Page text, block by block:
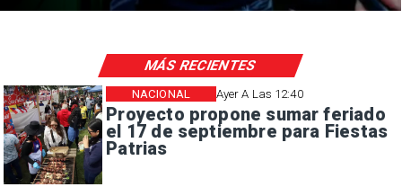
Ayer A Las 12:40
Proyecto propone sumar feriado
el 17 de septiembre para Fiestas
Patrias
NACIONAL
MÁS RECIENTES